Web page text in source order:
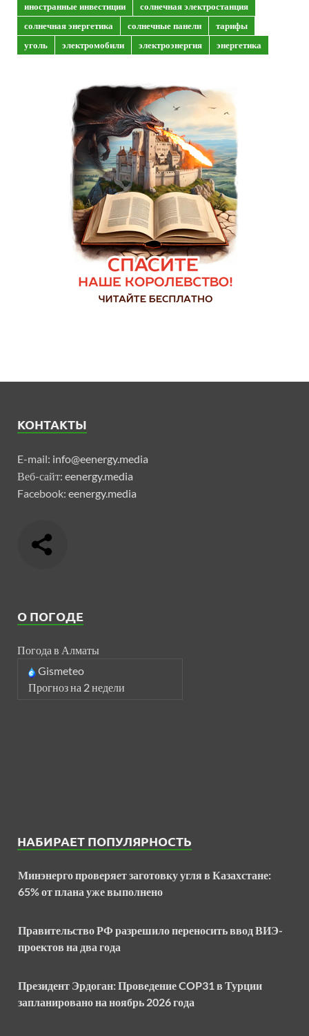
иностранные инвестиции
солнечная электростанция
солнечная энергетика
солнечные панели
тарифы
уголь
электромобили электроэнергия энергетика
КОНТАКТЫ
E-mail: info@eenergy.media
Веб-сайт: eenergy.media
Facebook: eenergy.media
О ПОГОДЕ
Погода в Алматы
Gismeteo
Прогноз на 2 недели
НАБИРАЕТ ПОПУЛЯРНОСТЬ
Минэнерго проверяет заготовку угля в Казахстане:
65% от плана уже выполнено
Правительство РФ разрешило переносить ввод ВИЭ-
проектов на два года
Президент Эрдоган: Проведение COP31 в Турции
запланировано на ноябрь 2026 года